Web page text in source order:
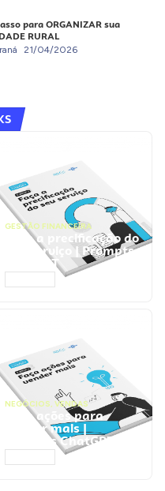
para ORGANIZAR sua
RURAL
21/04/2026
GESTÃO FINANCEIRA
Faça a precificação do
seu serviço | Prompts
ChatGPT
NEGÓCIOS, VENDAS
Faça ações para
vender mais |
Prompts ChatGPT